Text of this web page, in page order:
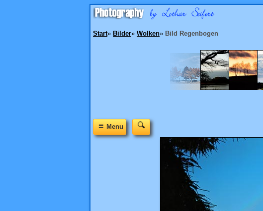
Start» Bilder» Wolken» Bild Regenbogen
≡Menu